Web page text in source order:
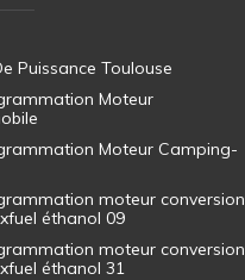
Puissance Toulouse
Moteur
Moteur Camping-
moteur conversion
éthanol 09
moteur conversion
éthanol 31